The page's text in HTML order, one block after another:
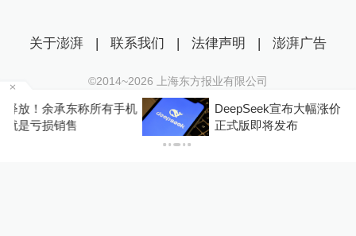
DeepSeek宣布大幅涨价，业内人士预计V4 Pro
正式版即将发布
关于澎湃 | 联系我们 | 法律声明 | 澎湃广告
©2014~2026 上海东方报业有限公司
沪ICP证：沪B2-20170116 | 沪ICP备14003370号
互联网新闻信息服务许可证：31120170006
沪公网安备 31010602000299号